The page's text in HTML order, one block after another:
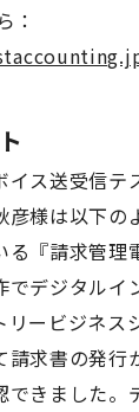
ス送受信テ
様は以下の
る『請求管
でデジタルイ
リービジネス
請求書の発行
できました。